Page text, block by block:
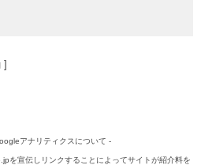
]
アナリティクスについて -
を宣伝しリンクすることによってサイトが紹介料を